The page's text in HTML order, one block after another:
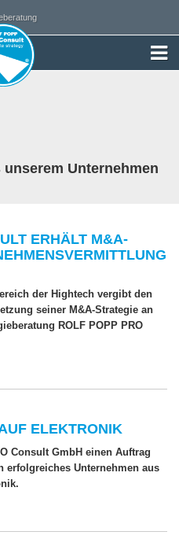
Unternehmen
ERHÄLT M&A-
der Hightech vergibt den
seiner M&A-Strategie an
ROLF POPP PRO
ELEKTRONIK
Consult GmbH einen Auftrag
erfolgreiches Unternehmen aus